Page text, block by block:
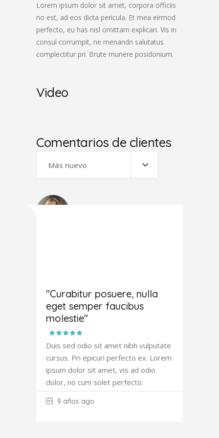
Lorem ipsum dolor sit amet, corpora officiis
no est, ad eos dicta pericula. Et mea eirmod
perfecto, eu has nisl omittam explicari. Vis in
consul corrumpit, ne menandri salutatus
complectitur pri. Brute munere posidonium.
Video
Comentarios de clientes
Más nuevo
"Curabitur posuere, nulla
eget semper faucibus
molestie"
Duis sed odio sit amet nibh vulputate
cursus. Pri epicuri perfecto ex. Lorem
ipsum dolor sit amet, vis ad odio
dolor, no cum solet perfecto.
9 años ago